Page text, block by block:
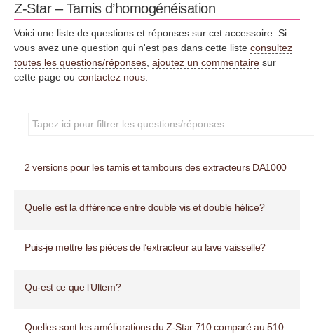
Z-Star – Tamis d’homogénéisation
Voici une liste de questions et réponses sur cet accessoire. Si
vous avez une question qui n'est pas dans cette liste consultez
toutes les questions/réponses, ajoutez un commentaire sur
cette page ou contactez nous.
2 versions pour les tamis et tambours des extracteurs DA1000
Quelle est la différence entre double vis et double hélice?
Puis-je mettre les pièces de l’extracteur au lave vaisselle?
Qu-est ce que l’Ultem?
Quelles sont les améliorations du Z-Star 710 comparé au 510